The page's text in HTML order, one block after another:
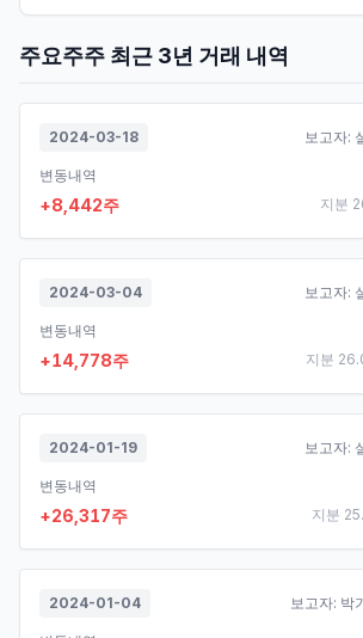
주요주주 최근 3년 거래 내역
2024-03-18 보고자:
변동내역
+8,442주
지분
2024-03-04 보고자:
변동내역
+14,778주
지분
2024-01-19 보고자:
변동내역
+26,317주
지분
2024-01-04 보고자: 박